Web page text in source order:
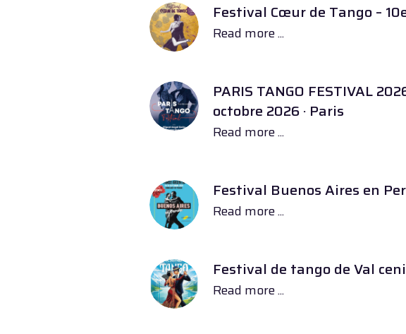
Festival Cœur de Tango –
Read more ...
PARIS TANGO FESTIVAL
octobre 2026 · Paris
Read more ...
Festival Buenos Aires en
Read more ...
Festival de tango de Val
Read more ...